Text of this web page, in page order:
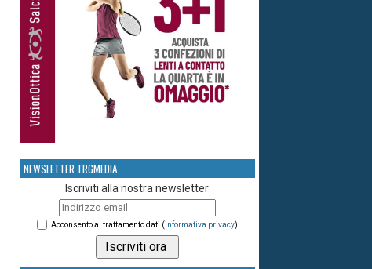
NEWSLETTER TRGMEDIA
Iscriviti alla nostra newsletter
Acconsento al trattamento dati (informativa privacy)